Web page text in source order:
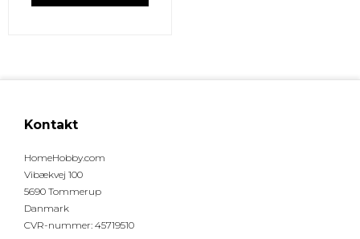
Kontakt
HomeHobby.com
Vibækvej 100
5690 Tommerup
Danmark
CVR-nummer: 45719510